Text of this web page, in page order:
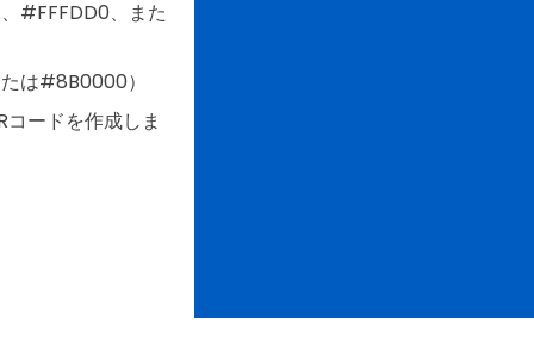
#FFFDD0、また
は#8B0000）
ードを作成しま